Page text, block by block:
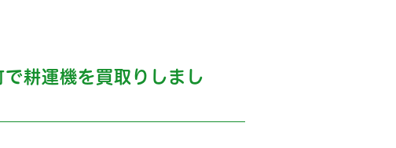
耕運機を買取りしまし